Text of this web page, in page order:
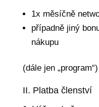
1x měsíčně
případně jiný
nákupu
(dále jen „program“)
II. Platba členství